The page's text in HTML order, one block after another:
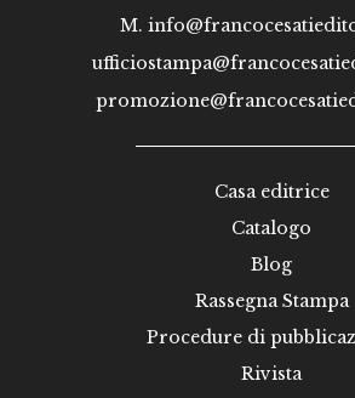
M.
Casa editrice
Catalogo
Blog
Rassegna Stampa
Procedure di
Rivista